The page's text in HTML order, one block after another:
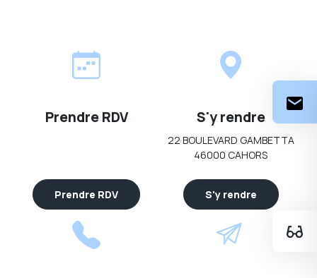
Prendre RDV
Prendre RDV
S'y rendre
22 BOULEVARD GAMBETTA
46000 CAHORS
S'y rendre